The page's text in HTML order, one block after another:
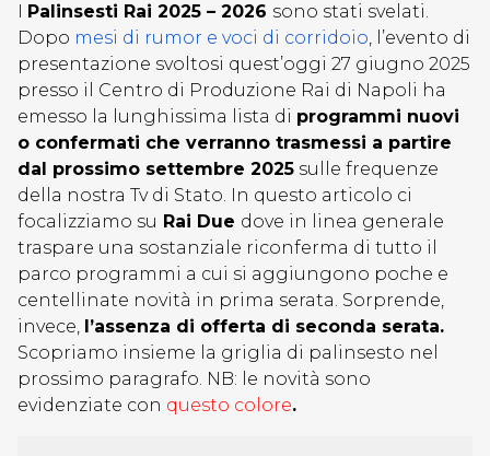
I Palinsesti Rai 2025 – 2026 sono stati svelati.
Dopo mesi di rumor e voci di corridoio, l’evento di
presentazione svoltosi quest’oggi 27 giugno 2025
presso il Centro di Produzione Rai di Napoli ha
emesso la lunghissima lista di programmi nuovi
o confermati che verranno trasmessi a partire
dal prossimo settembre 2025 sulle frequenze
della nostra Tv di Stato. In questo articolo ci
focalizziamo su Rai Due dove in linea generale
traspare una sostanziale riconferma di tutto il
parco programmi a cui si aggiungono poche e
centellinate novità in prima serata. Sorprende,
invece, l’assenza di offerta di seconda serata.
Scopriamo insieme la griglia di palinsesto nel
prossimo paragrafo. NB: le novità sono
evidenziate con questo colore.